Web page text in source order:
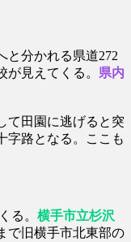
と分かれる県道272
見えてくる。 県内
て田園に逃げると突
字路となる。ここも
る。 横手市立杉沢
で旧横手市北東部の